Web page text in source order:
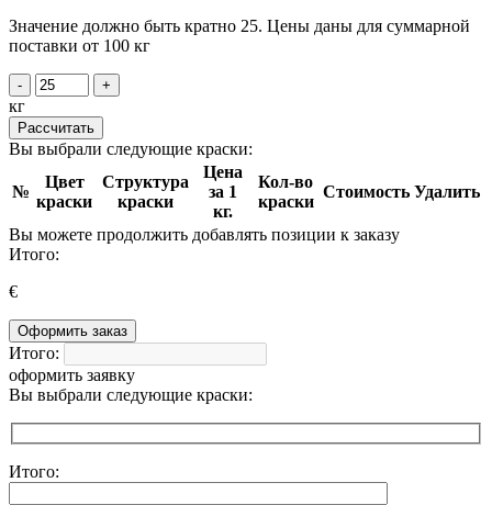
Значение должно быть кратно 25. Цены даны для суммарной
поставки от 100 кг
- +
кг
Рассчитать
Вы выбрали следующие краски:
№
Цвет
краски
Структура
краски
Цена
за 1
кг.
Кол-во
краски
Стоимость Удалить
Вы можете продолжить добавлять позиции к заказу
Итого:
€
Оформить заказ
Итого:
оформить заявку
Вы выбрали следующие краски:
Итого: